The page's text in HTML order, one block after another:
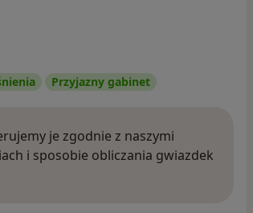
Przyjazny gabinet
je zgodnie z naszymi
i sposobie obliczania gwiazdek